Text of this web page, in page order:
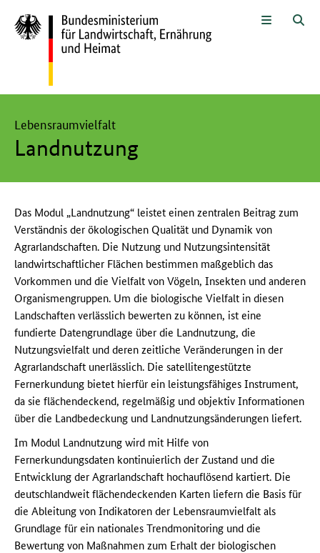
Zur Sprachwahl und Menü
Landnutzung
Lebensraumvielfalt
Das Modul „Landnutzung“ leistet einen zentralen Beitrag zum
Verständnis der ökologischen Qualität und Dynamik von
Agrarlandschaften. Die Nutzung und Nutzungsintensität
landwirtschaftlicher Flächen bestimmen maßgeblich das
Vorkommen und die Vielfalt von Vögeln, Insekten und anderen
Organismengruppen. Um die biologische Vielfalt in diesen
Landschaften verlässlich bewerten zu können, ist eine
fundierte Datengrundlage über die Landnutzung, die
Nutzungsvielfalt und deren zeitliche Veränderungen in der
Agrarlandschaft unerlässlich. Die satellitengestützte
Fernerkundung bietet hierfür ein leistungsfähiges Instrument,
da sie flächendeckend, regelmäßig und objektiv Informationen
über die Landbedeckung und Landnutzungsänderungen liefert.
Im Modul Landnutzung wird mit Hilfe von
Fernerkundungsdaten kontinuierlich der Zustand und die
Entwicklung der Agrarlandschaft hochauflösend kartiert. Die
deutschlandweit flächendeckenden Karten liefern die Basis für
die Ableitung von Indikatoren der Lebensraumvielfalt als
Grundlage für ein nationales Trendmonitoring und die
Bewertung von Maßnahmen zum Erhalt der biologischen